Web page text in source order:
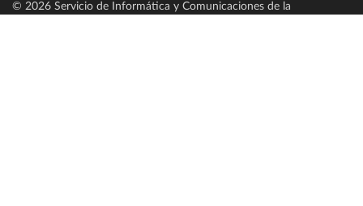
© 2026 Servicio de Informática y Comunicaciones de la